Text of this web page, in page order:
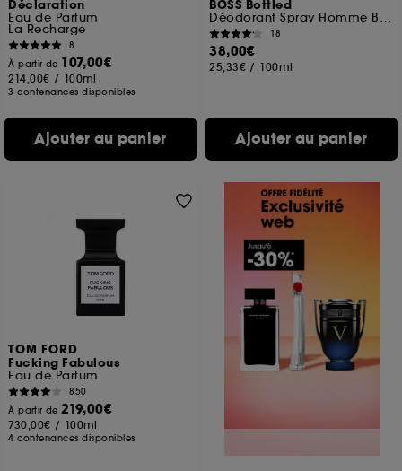
Déclaration
Eau de Parfum
La Recharge
8
À partir de 107,00€
214,00€ / 100ml
3 contenances disponibles
Ajouter au panier
BOSS Bottled
Déodorant Spray Homme Boisé et Oriental
18
38,00€
25,33€ / 100ml
Ajouter au panier
TOM FORD
Fucking Fabulous
Eau de Parfum
850
À partir de219,00€
730,00€ / 100ml
4 contenances disponibles